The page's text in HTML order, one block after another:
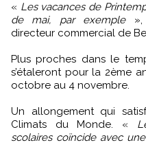
« Les vacances de
de mai, par exemple»,
directeur commercial de
Plus proches dans le
s’étaleront pour la 2ème
octobre au 4 novembre.
Un allongement qui
Climats du Monde. «
scolaires coïncide avec